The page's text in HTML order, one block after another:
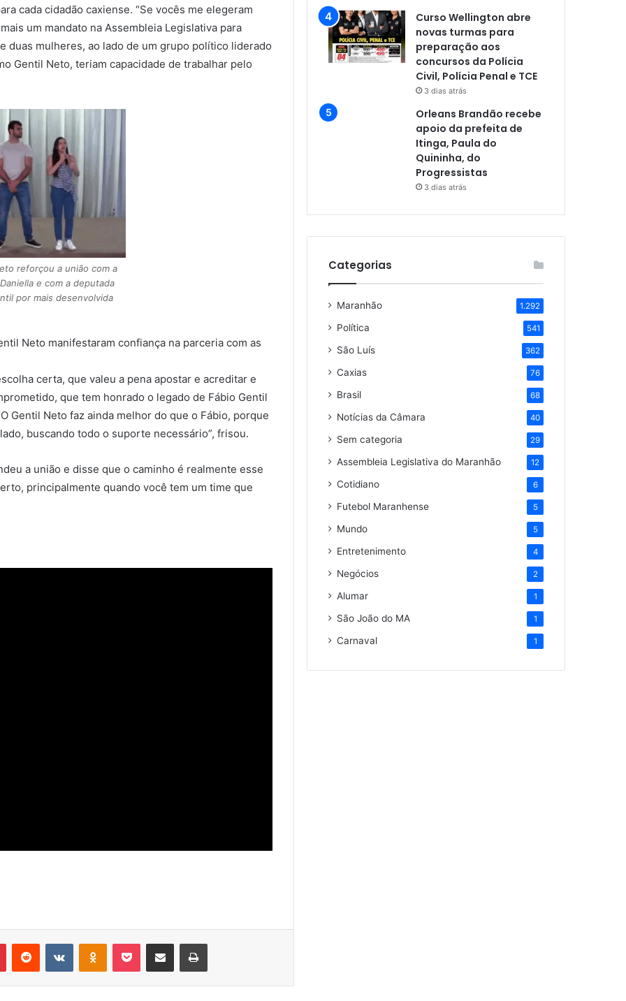
cada cidadão caxiense. “Se vocês me elegeram
um mandato na Assembleia Legislativa para
duas mulheres, ao lado de um grupo político liderado
Gentil Neto, teriam capacidade de trabalhar pelo
reforçou a união com a
e com a deputada
por mais desenvolvida
Neto manifestaram confiança na parceria com as
certa, que valeu a pena apostar e acreditar e
que tem honrado o legado de Fábio Gentil
Gentil Neto faz ainda melhor do que o Fábio, porque
buscando todo o suporte necessário”, frisou.
a união e disse que o caminho é realmente esse
principalmente quando você tem um time que
Curso Wellington abre
novas turmas para
preparação aos
concursos da Polícia
Civil, Polícia Penal e TCE
3 dias atrás
Orleans Brandão recebe
apoio da prefeita de
Itinga, Paula do
Quininha, do
Progressistas
3 dias atrás
Categorias
Maranhão 1.292
Política 541
São Luís 362
Caxias 76
Brasil 68
Notícias da Câmara 40
Sem categoria 29
Assembleia Legislativa do Maranhão 12
Cotidiano 6
Futebol Maranhense 5
Mundo 5
Entretenimento 4
Negócios 2
Alumar 1
São João do MA 1
Carnaval 1